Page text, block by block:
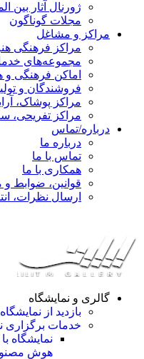
ژورنال آثار بین
مجلات گوناگون
مراکز و مشاغل
مراکز فرهنگی
مجموعه‌های
اماکن فرهنگی و
فروشندگان و
مراکز پوشاک،
مراکز
درباره/تماس
درباره ما
تماس با ما
همکاری با ما
قوانین، ضوابط
ارسال نظرات،
گالری و نمایشگاه
بازدید از
خدمات برگزاری
نمایشگاه
هوش